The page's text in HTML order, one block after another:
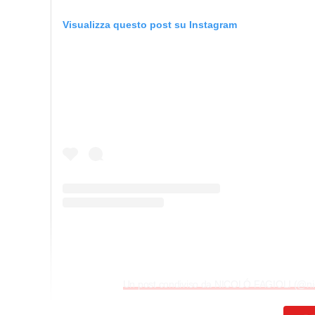
Visualizza questo post su Instagram
Un post condiviso da NICOLÓ FAGIOLI